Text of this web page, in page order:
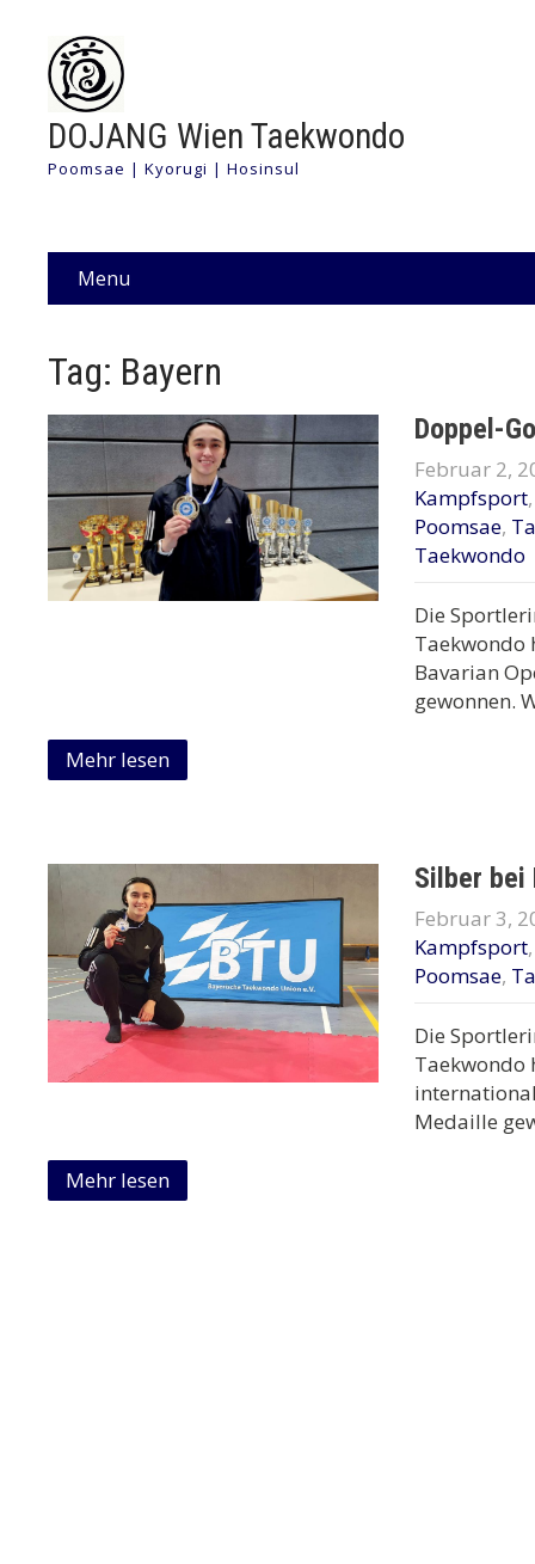
DOJANG Wien Taekwondo
Poomsae | Kyorugi | Hosinsul
Menu
Tag: Bayern
Doppel-
Februar 2,
Kampfsport
Poomsae,
Taekwondo
Die
Taekwondo
Bavarian
gewonnen.
Mehr lesen
Silber bei
Februar 3,
Kampfsport
Poomsae,
Die
Taekwondo
Medaille
Mehr lesen